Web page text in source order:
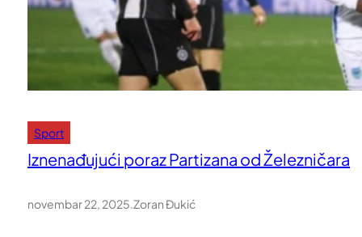
Sport
Iznenađujući poraz Partizana od Železničara
novembar 22, 2025.Zoran Đukić